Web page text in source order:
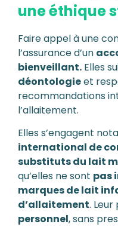
une éthique
Faire appel à une
l’assurance d’un
bienveillant. Elles
déontologieet
recommandations
l’allaitement.
Elles s’engagent
international de
substituts du lait
qu’elles ne sont pas
marques de lait
d’allaitement.
personnel, sans